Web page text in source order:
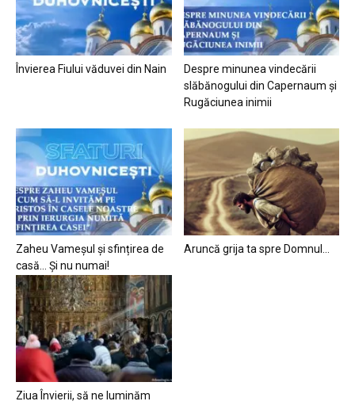
Învierea Fiului văduvei din Nain
Despre minunea vindecării
slăbănogului din Capernaum și
Rugăciunea inimii
Zaheu Vameșul și sfințirea de
casă… Și nu numai!
Aruncă grija ta spre Domnul…
Ziua Învierii, să ne luminăm